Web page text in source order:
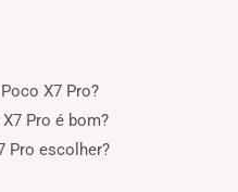
X7 Pro?
Pro é bom?
Pro escolher?